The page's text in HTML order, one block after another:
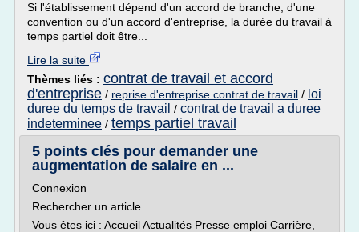
Si l'établissement dépend d'un accord de branche, d'une
convention ou d'un accord d'entreprise, la durée du travail à
temps partiel doit être...
Lire la suite
Thèmes liés : contrat de travail et accord
d'entreprise / reprise d'entreprise contrat de travail / loi
duree du temps de travail / contrat de travail a duree
indeterminee / temps partiel travail
5 points clés pour demander une
augmentation de salaire en ...
Connexion
Rechercher un article
Vous êtes ici : Accueil Actualités Presse emploi Carrière,